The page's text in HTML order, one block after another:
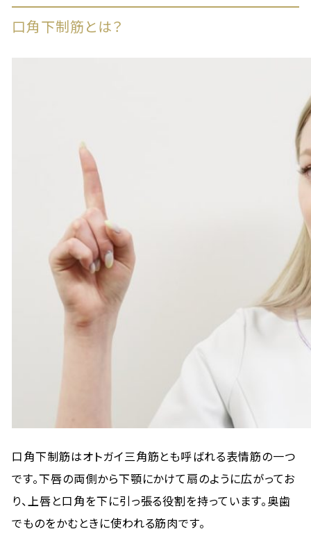
口角下制筋とは？
口角下制筋はオトガイ三角筋とも呼ばれる表情筋の一つ
です。下唇の両側から下顎にかけて扇のように広がってお
り、上唇と口角を下に引っ張る役割を持っています。奥歯
でものをかむときに使われる筋肉です。